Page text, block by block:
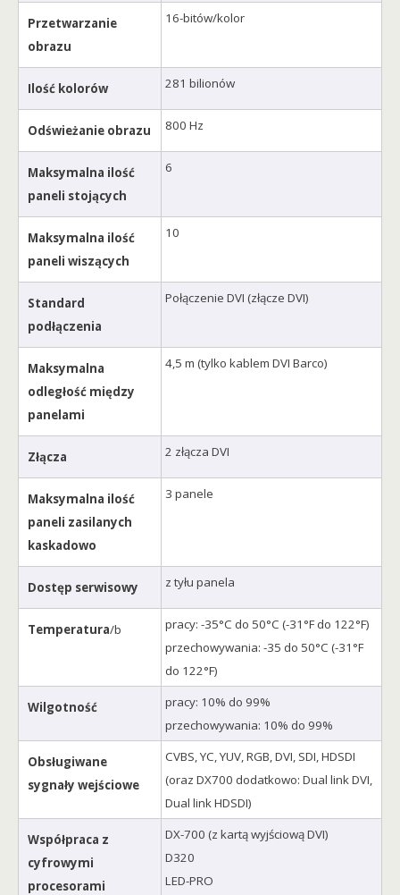
Przetwarzanie
obrazu
16-bitów/kolor
Ilość kolorów 281 bilionów
Odświeżanie obrazu 800 Hz
Maksymalna ilość
paneli stojących
6
Maksymalna ilość
paneli wiszących
10
Standard
podłączenia
Połączenie DVI (złącze DVI)
Maksymalna
odległość między
panelami
4,5 m (tylko kablem DVI Barco)
Złącza 2 złącza DVI
Maksymalna ilość
paneli zasilanych
kaskadowo
3 panele
Dostęp serwisowy z tyłu panela
Temperatura/b
pracy: -35°C do 50°C (-31°F do 122°F)
przechowywania: -35 do 50°C (-31°F
do 122°F)
Wilgotność
pracy: 10% do 99%
przechowywania: 10% do 99%
Obsługiwane
sygnały wejściowe
CVBS, YC, YUV, RGB, DVI, SDI, HDSDI
(oraz DX700 dodatkowo: Dual link DVI,
Dual link HDSDI)
Współpraca z
cyfrowymi
procesorami
DX-700 (z kartą wyjściową DVI)
D320
LED-PRO